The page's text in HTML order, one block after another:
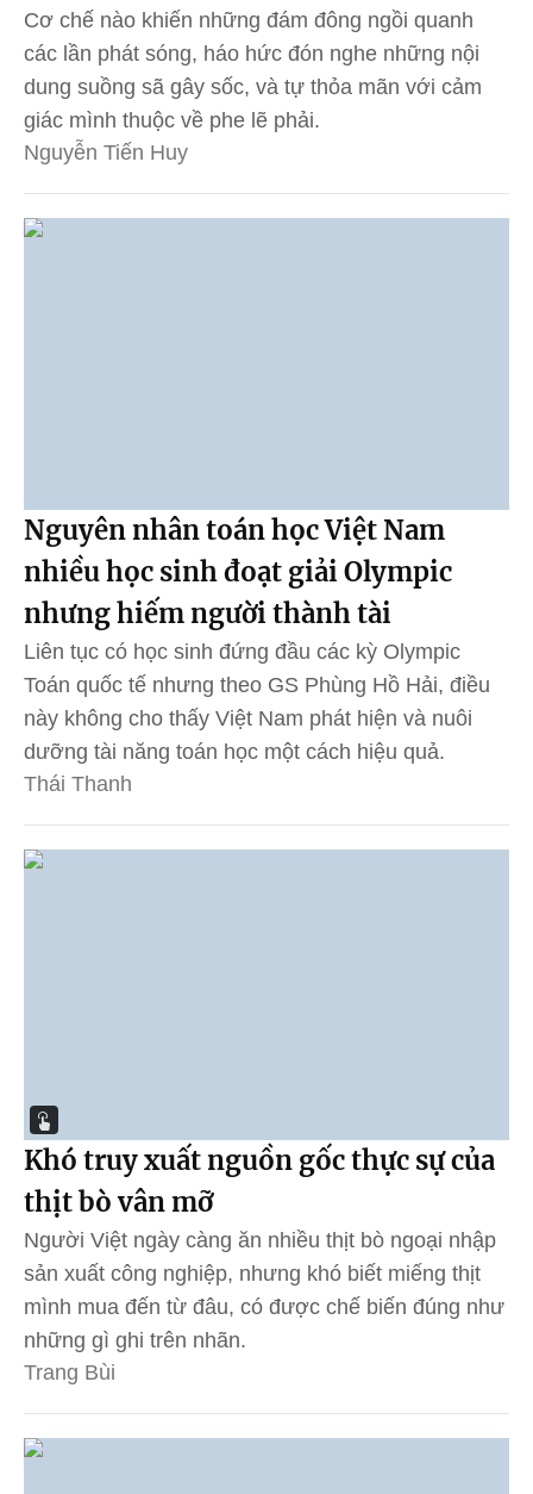
Cơ chế nào khiến những đám đông ngồi quanh
các lần phát sóng, háo hức đón nghe những nội
dung suồng sã gây sốc, và tự thỏa mãn với cảm
giác mình thuộc về phe lẽ phải.
Nguyễn Tiến Huy
Nguyên nhân toán học Việt Nam
nhiều học sinh đoạt giải Olympic
nhưng hiếm người thành tài
Liên tục có học sinh đứng đầu các kỳ Olympic
Toán quốc tế nhưng theo GS Phùng Hồ Hải, điều
này không cho thấy Việt Nam phát hiện và nuôi
dưỡng tài năng toán học một cách hiệu quả.
Thái Thanh
Khó truy xuất nguồn gốc thực sự của
thịt bò vân mỡ
Người Việt ngày càng ăn nhiều thịt bò ngoại nhập
sản xuất công nghiệp, nhưng khó biết miếng thịt
mình mua đến từ đâu, có được chế biến đúng như
những gì ghi trên nhãn.
Trang Bùi